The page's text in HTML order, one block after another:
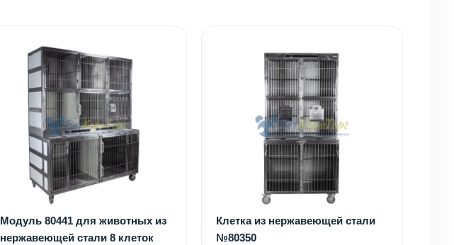
Модуль 80441 для животных из
нержавеющей стали 8 клеток
Клетка из нержавеющей стали
№80350